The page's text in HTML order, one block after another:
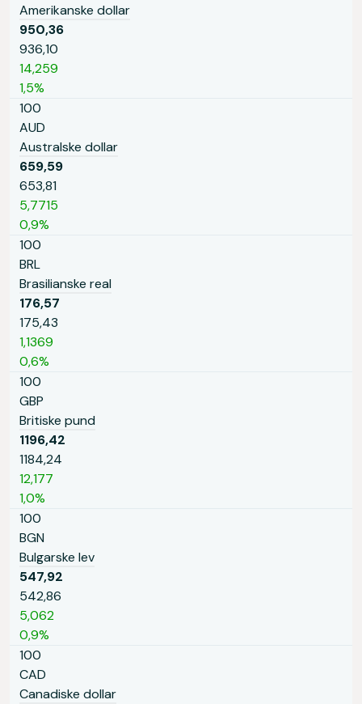
Amerikanske dollar
950,36
936,10
14,259
1,5%
100
AUD
Australske dollar
659,59
653,81
5,7715
0,9%
100
BRL
Brasilianske real
176,57
175,43
1,1369
0,6%
100
GBP
Britiske pund
1196,42
1184,24
12,177
1,0%
100
BGN
Bulgarske lev
547,92
542,86
5,062
0,9%
100
CAD
Canadiske dollar